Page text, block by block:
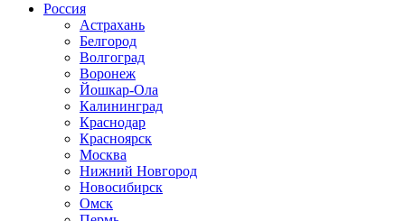
Россия
Астрахань
Белгород
Волгоград
Воронеж
Йошкар-Ола
Калининград
Краснодар
Красноярск
Москва
Нижний Новгород
Новосибирск
Омск